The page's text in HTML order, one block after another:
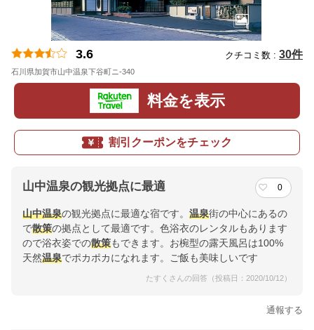
3.6 クチコミ数 : 30件
石川県加賀市山中温泉下谷町ニ-340
料金を表示
割引クーポンをチェック
山中温泉の観光拠点に最適 0
山中温泉の観光拠点に最適な宿です。 温泉街の中心にあるの
で散策の拠点として最適です。色浴衣のレンタルもあります
ので浴衣姿での散策もできます。お椀型の露天風呂は100%
天然温泉でポカポカになれます。ご飯も美味しいです
たすくさんの回答（投稿日：2020/10/12）
通報する